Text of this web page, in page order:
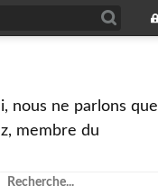
nous ne parlons que
membre du